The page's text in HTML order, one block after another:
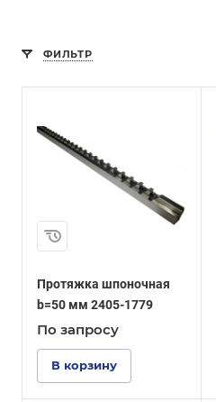
ФИЛЬТР
Протяжка шпоночная
b=50 мм 2405-1779
По запросу
В корзину